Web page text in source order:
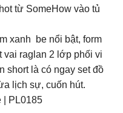
từ SomeHow vào tủ
xanh be nổi bật, form
vai raglan 2 lớp phối vi
short là có ngay set đồ
lịch sự, cuốn hút.
| PL0185